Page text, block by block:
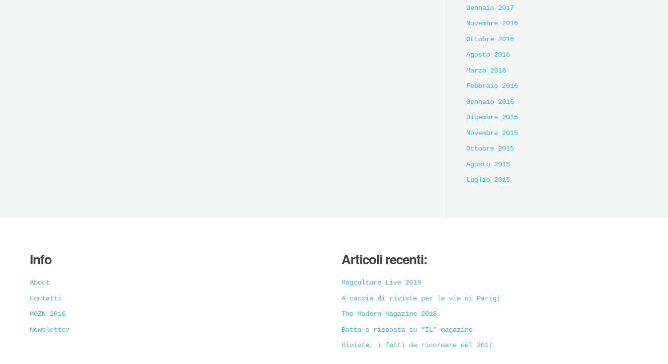
Gennaio 2017
Novembre 2016
Ottobre 2016
Agosto 2016
Marzo 2016
Febbraio 2016
Gennaio 2016
Dicembre 2015
Novembre 2015
Ottobre 2015
Agosto 2015
Luglio 2015
Info
About
Contatti
MGZN 2016
Newsletter
Articoli recenti:
Magculture Live 2019
A caccia di riviste per le vie di Parigi
The Modern Magazine 2018
Botta e risposta su “IL” magazine
Riviste, i fatti da ricordare del 2017